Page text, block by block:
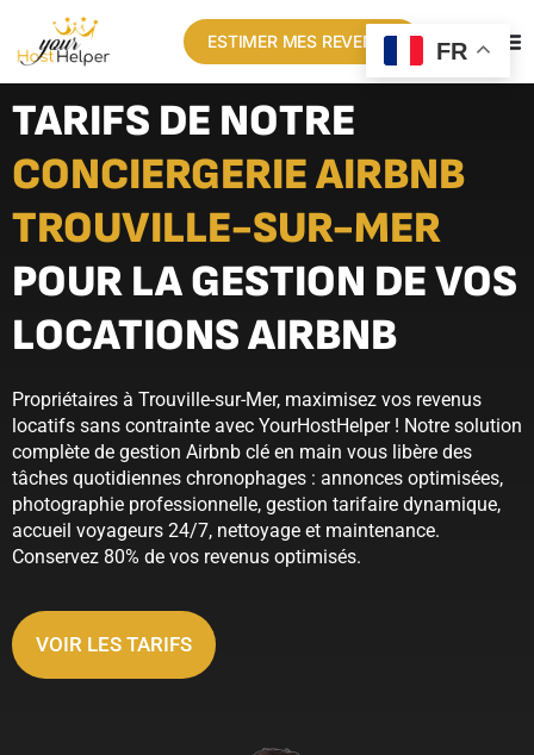
ESTIMER MES REVENUS
TARIFS DE NOTRE
CONCIERGERIE AIRBNB
TROUVILLE-SUR-MER
POUR LA GESTION DE VOS
LOCATIONS AIRBNB
Propriétaires à Trouville-sur-Mer, maximisez vos revenus
locatifs sans contrainte avec YourHostHelper ! Notre solution
complète de gestion Airbnb clé en main vous libère des
tâches quotidiennes chronophages : annonces optimisées,
photographie professionnelle, gestion tarifaire dynamique,
accueil voyageurs 24/7, nettoyage et maintenance.
Conservez 80% de vos revenus optimisés.
VOIR LES TARIFS
FR